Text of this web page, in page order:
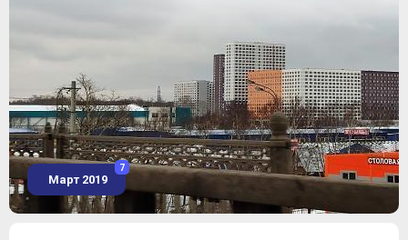
Март 2019
7